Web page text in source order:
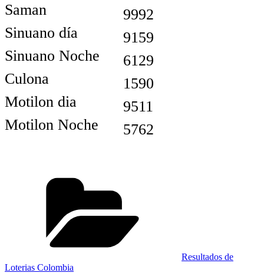
Saman
Sinuano día
Sinuano Noche
Culona
Motilon dia
Motilon Noche
9992
9159
6129
1590
9511
5762
Resultados de
Loterias Colombia